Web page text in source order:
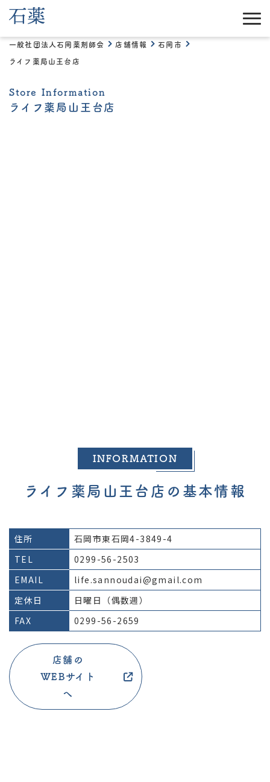
一般社団法人石岡薬剤師会 店舗情報 石岡市
ライフ薬局山王台店
Store Information
ライフ薬局山王台店
INFORMATION
ライフ薬局山王台店の基本情報
住所
石岡市東石岡4-3849-4
TEL
0299-56-2503
EMAIL
life.sannoudai@gmail.com
定休日
日曜日（偶数週）
FAX
0299-56-2659
店舗の
WEBサイト
へ